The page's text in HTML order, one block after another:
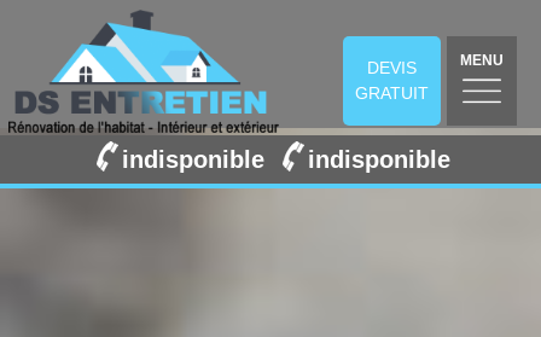
DEVIS
GRATUIT
MENU
indisponible indisponible